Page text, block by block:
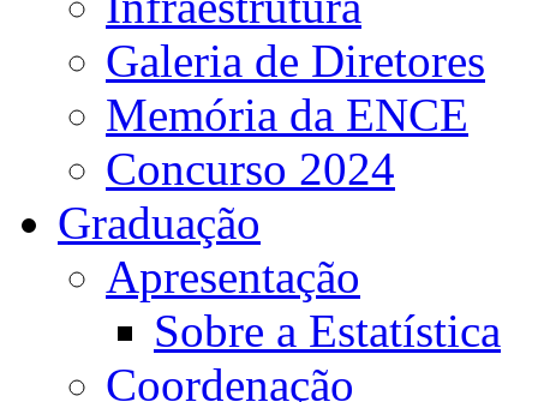
Galeria de Diretores
Memória da ENCE
Concurso 2024
Graduação
Apresentação
Sobre a Estatística
Coordenação